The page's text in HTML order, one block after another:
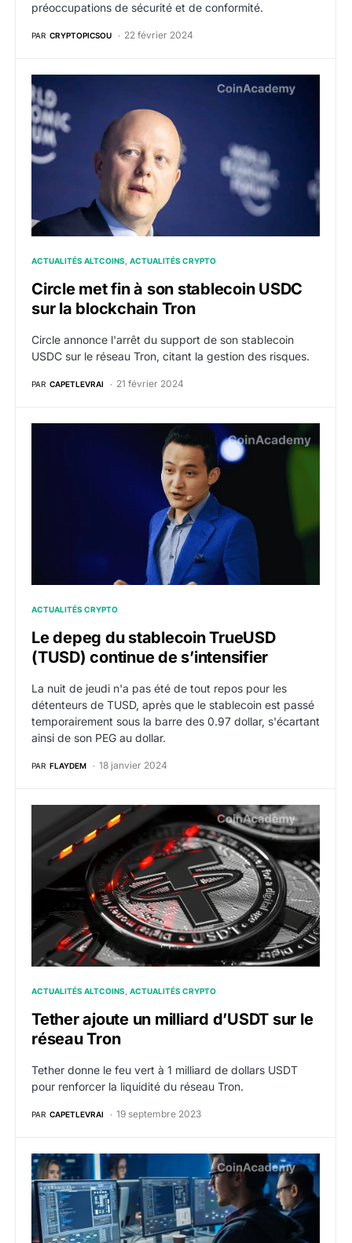
préoccupations de sécurité et de conformité.
PAR CRYPTOPICSOU 22 février 2024
Circle met fin à son stablecoin USDC sur la
ACTUALITÉS ALTCOINS ACTUALITÉS CRYPTO
Circle met fin à son stablecoin USDC
sur la blockchain Tron
Circle annonce l'arrêt du support de son stablecoin
USDC sur le réseau Tron, citant la gestion des risques.
PAR CAPETLEVRAI 21 février 2024
Le depeg du stablecoin TrueUSD (TUSD) continue de
ACTUALITÉS CRYPTO
Le depeg du stablecoin TrueUSD
(TUSD) continue de s’intensifier
La nuit de jeudi n'a pas été de tout repos pour les
détenteurs de TUSD, après que le stablecoin est passé
temporairement sous la barre des 0.97 dollar, s'écartant
ainsi de son PEG au dollar.
PAR FLAYDEM 18 janvier 2024
Tether ajoute un milliard d’USDT sur le réseau Tron
ACTUALITÉS ALTCOINS ACTUALITÉS CRYPTO
Tether ajoute un milliard d’USDT sur le
réseau Tron
Tether donne le feu vert à 1 milliard de dollars USDT
pour renforcer la liquidité du réseau Tron.
PAR CAPETLEVRAI 19 septembre 2023
Une société de sécurité découvre une faille de 500